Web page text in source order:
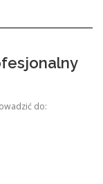
do: